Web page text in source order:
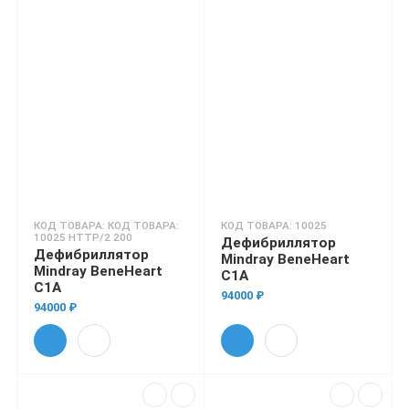
КОД ТОВАРА: КОД ТОВАРА:
10025 HTTP/2 200
Дефибриллятор
Mindray BeneHeart
C1A
94000 ₽
КОД ТОВАРА: 10025
Дефибриллятор
Mindray BeneHeart
C1A
94000 ₽